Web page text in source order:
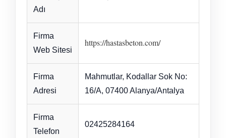
Adı
Firma
Web Sitesi
https://hastasbeton.com/
Firma
Adresi
Mahmutlar, Kodallar Sok No:
16/A, 07400 Alanya/Antalya
Firma
Telefon
02425284164